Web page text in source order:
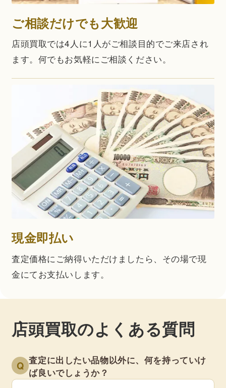
ご相談だけでも大歓迎
店頭買取では4人に1人がご相談目的でご来店され
ます。何でもお気軽にご相談ください。
現金即払い
査定価格にご納得いただけましたら、その場で現
金にてお支払いします。
店頭買取のよくある質問
Q 査定に出したい品物以外に、何を持っていけ
ば良いでしょうか？